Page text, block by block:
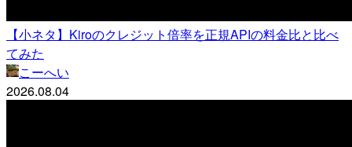
【小ネタ】Kiroのクレジット倍率を正規APIの料金比と比べ
てみた
こーへい
2026.08.04